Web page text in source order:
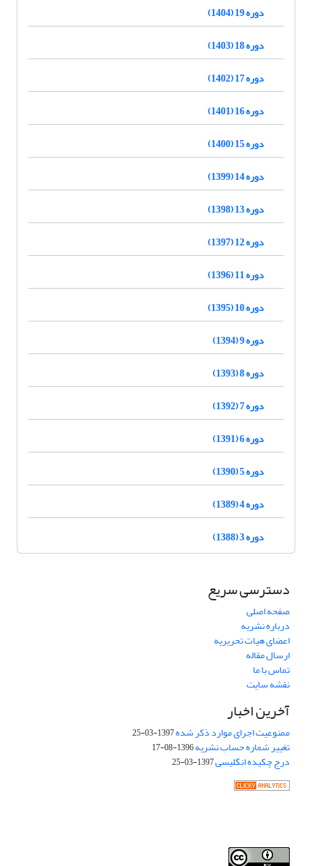
دوره 19 (1404)
دوره 18 (1403)
دوره 17 (1402)
دوره 16 (1401)
دوره 15 (1400)
دوره 14 (1399)
دوره 13 (1398)
دوره 12 (1397)
دوره 11 (1396)
دوره 10 (1395)
دوره 9 (1394)
دوره 8 (1393)
دوره 7 (1392)
دوره 6 (1391)
دوره 5 (1390)
دوره 4 (1389)
دوره 3 (1388)
دسترسی سریع
صفحه اصلی
درباره نشریه
اعضای هیات تحریریه
ارسال مقاله
تماس با ما
نقشه سایت
آخرین اخبار
ممنوعیت اجرای موارد ذکر شده1397-03-25
تغییر شماره حساب نشریه1396-08-17
درج چکیده انگلیسی1397-03-25